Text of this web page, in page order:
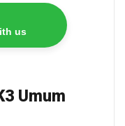
us
Umum